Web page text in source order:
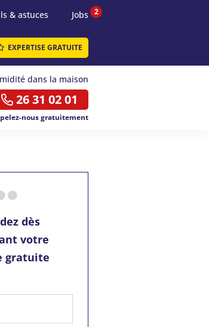
& astuces Jobs 2
EXPERTISE GRATUITE
dans la maison
26 31 02 01
nous gratuitement
dès
votre
gratuite